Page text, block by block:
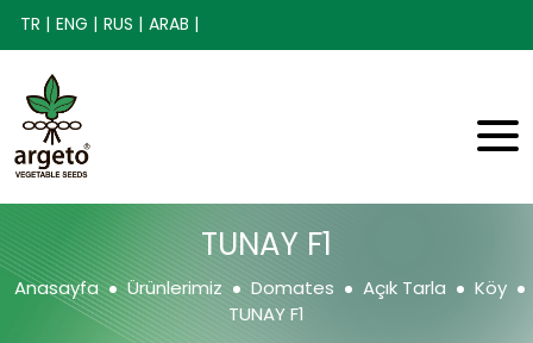
TR | ENG | RUS | ARAB |
TUNAY F1
Anasayfa Ürünlerimiz Domates Açık Tarla
Köy
TUNAY F1